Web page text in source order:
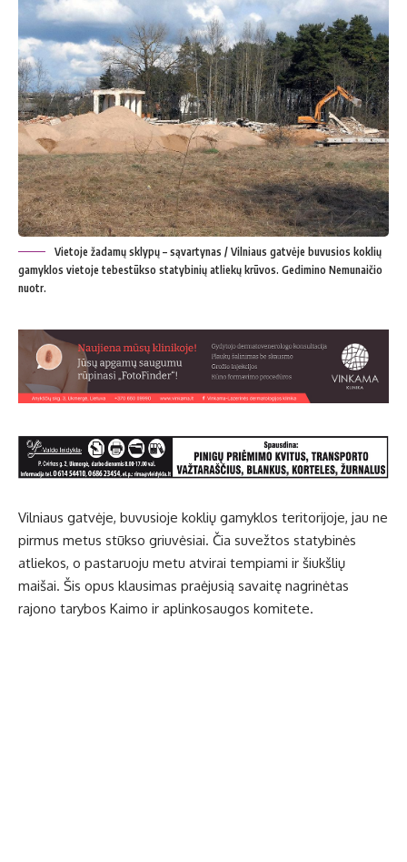
Vietoje žadamų sklypų – sąvartynas / Vilniaus gatvėje buvusios koklių
gamyklos vietoje tebestūkso statybinių atliekų krūvos. Gedimino Nemunaičio
nuotr.
Vilniaus gatvėje, buvusioje koklių gamyklos teritorijoje, jau ne
pirmus metus stūkso griuvėsiai. Čia suvežtos statybinės
atliekos, o pastaruoju metu atvirai tempiami ir šiukšlių
maišai. Šis opus klausimas praėjusią savaitę nagrinėtas
rajono tarybos Kaimo ir aplinkosaugos komitete.